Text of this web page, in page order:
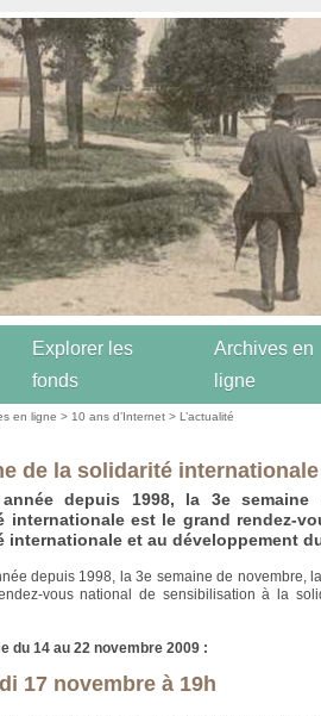
Explorer les
fonds
Archives en
ligne
en ligne > 10 ans d’Internet >L’actualité
de la solidarité internationale
année depuis 1998, la 3e
internationale est le grand rendez-
internationale et au développement
depuis 1998, la 3e semaine de novembre,
vous national de sensibilisation à la
du 14 au 22 novembre 2009 :
17 novembre à 19h